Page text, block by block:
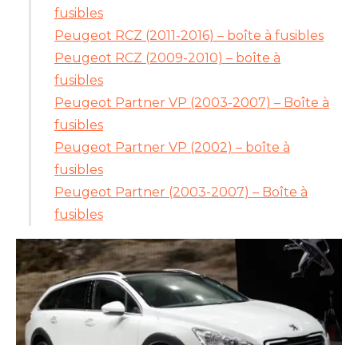
fusibles
Peugeot RCZ (2011-2016) – boîte à fusibles
Peugeot RCZ (2009-2010) – boîte à
fusibles
Peugeot Partner VP (2003-2007) – Boîte à
fusibles
Peugeot Partner VP (2002) – boîte à
fusibles
Peugeot Partner (2003-2007) – Boîte à
fusibles